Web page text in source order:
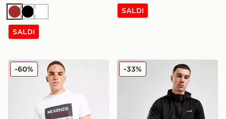
Marrone
NeroBianco
SALDI
SALDI
McKenzie Maglia Elevate
-60% McKenzie Garth 2 Poly
-33%